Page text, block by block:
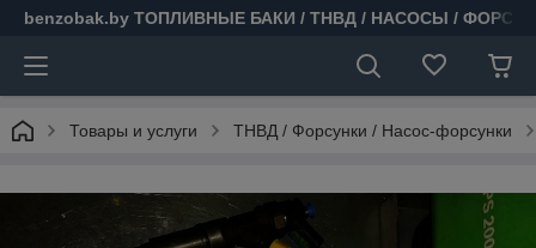
benzobak.by ТОПЛИВНЫЕ БАКИ / ТНВД / НАСОСЫ /
Товары и услуги ТНВД / Форсунки / Насос-форсунки